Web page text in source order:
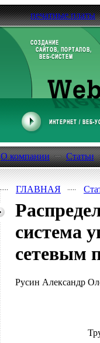
печатные платы
О компании Статьи
ГЛАВНАЯ
система
сетевым
Русин Александр